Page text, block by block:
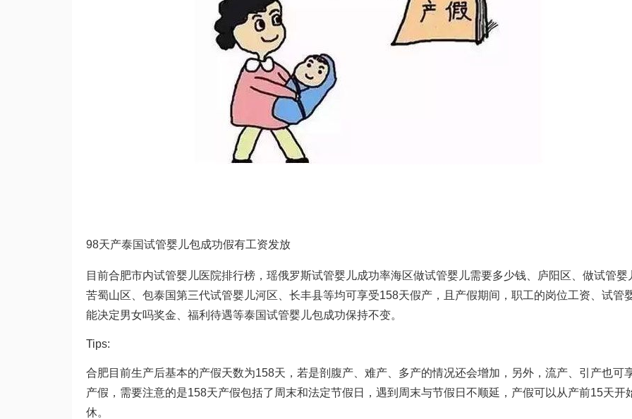
98天产泰国试管婴儿包成功假有工资发放
目前合肥市内试管婴儿医院排行榜 ，瑶俄罗斯试管婴儿成功率海区做试管婴儿需要多少钱 、庐阳区、 做试管婴
苦蜀山区、包泰国第三代试管婴儿河区、长丰县等均可享受158天假产，且产假期间，职工的岗位工资、 试管
能决定男女吗奖金、福利待遇等泰国试管婴儿包成功保持不变。
Tips:
合肥目前生产后基本的产假天数为158天，若是剖腹产、难产、多产的情况还会增加，另外，流产、引产也可
产假，需要注意的是158天产假包括了周末和法定节假日，遇到周末与节假日不顺延，产假可以从产前15天开
休。